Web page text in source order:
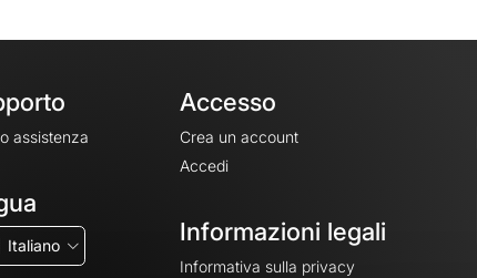
assistenza
Italiano
Accesso
Crea un account
Accedi
Informazioni legali
Informativa sulla privacy